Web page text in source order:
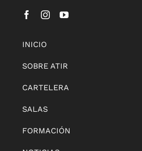
INICIO
SOBRE ATIR
CARTELERA
SALAS
FORMACIÓN